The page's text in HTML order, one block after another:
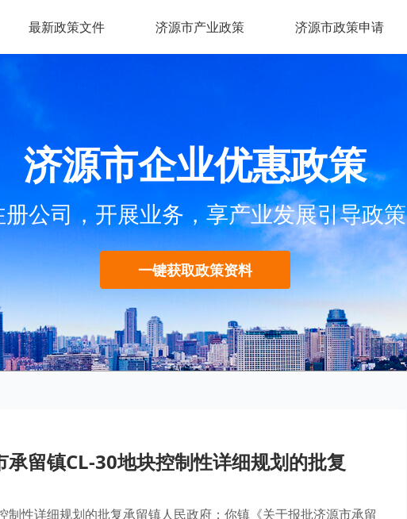
最新政策文件 济源市产业政策 济源市政策申请
济源市企业优惠政策
册公司，开展业务，享产业发展引导政策
一键获取政策资料
留镇CL-30地块控制性详细规划的批复
制性详细规划的批复承留镇人民政府：你镇《关于报批济源市承留